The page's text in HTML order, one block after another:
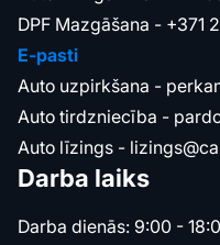
DPF Mazgāšana - +371
E-pasti
Auto uzpirkšana -
Auto tirdzniecība -
Auto līzings -
Darba laiks
Darba dienās: 9:00 -